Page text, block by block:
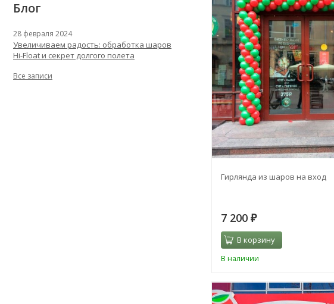
Гирлянда из шаров на вход
7 200 ₽
В корзину
В наличии
Блог
28 февраля 2024
Увеличиваем радость: обработка шаров
Hi-Float и секрет долгого полета
Все записи